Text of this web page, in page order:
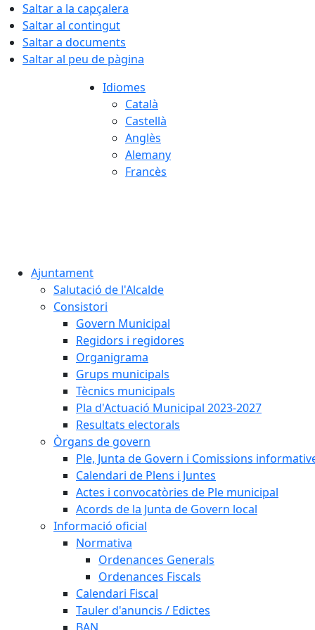
Saltar a la capçalera
Saltar al contingut
Saltar a documents
Saltar al peu de pàgina
Idiomes
Català
Castellà
Anglès
Alemany
Francès
Ajuntament
Salutació de l'Alcalde
Consistori
Govern Municipal
Regidors i regidores
Organigrama
Grups municipals
Tècnics municipals
Pla d'Actuació Municipal 2023-2027
Resultats electorals
Òrgans de govern
Ple, Junta de Govern i Comissions
Calendari de Plens i Juntes
Actes i convocatòries de Ple municipal
Acords de la Junta de Govern local
Informació oficial
Normativa
Ordenances Generals
Ordenances Fiscals
Calendari Fiscal
Tauler d'anuncis / Edictes